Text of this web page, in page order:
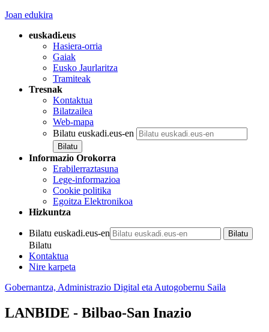
Joan edukira
euskadi.eus
Hasiera-orria
Gaiak
Eusko Jaurlaritza
Tramiteak
Tresnak
Kontaktua
Bilatzailea
Web-mapa
Bilatu euskadi.eus-en
Informazio Orokorra
Erabilerraztasuna
Lege-informazioa
Cookie politika
Egoitza Elektronikoa
Hizkuntza
Bilatu euskadi.eus-en
Bilatu
Kontaktua
Nire karpeta
Gobernantza, Administrazio Digital eta Autogobernu Saila
LANBIDE - Bilbao-San Inazio